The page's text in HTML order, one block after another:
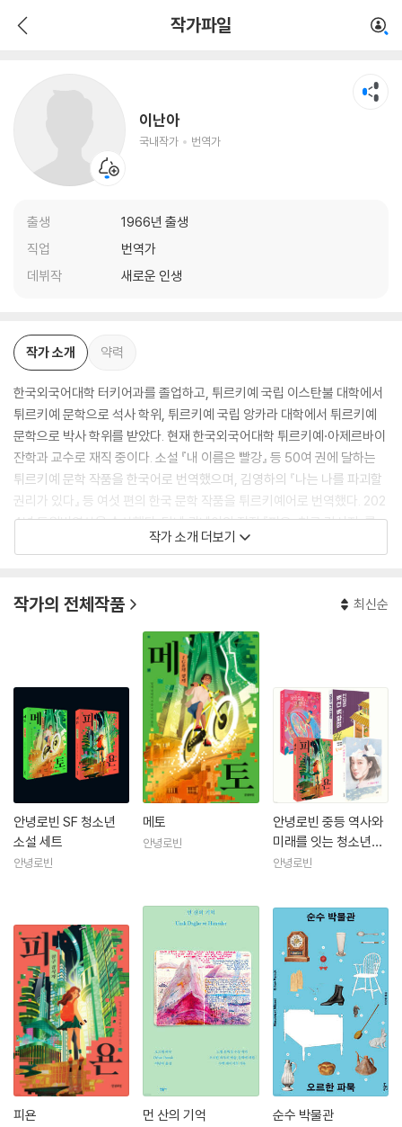
작가파일
이난아
국내작가 번역가
출생
1966년 출생
직업
번역가
데뷔작
새로운 인생
작가 소개 약력
한국외국어대학 터키어과를 졸업하고, 튀르키예 국립 이스탄불 대학에서
튀르키예 문학으로 석사 학위, 튀르키예 국립 앙카라 대학에서 튀르키예
문학으로 박사 학위를 받았다. 현재 한국외국어대학 튀르키예·아제르바이
잔학과 교수로 재직 중이다. 소설 『내 이름은 빨강』 등 50여 권에 달하는
튀르키예 문학 작품을 한국어로 번역했으며, 김영하의 『나는 나를 파괴할
권리가 있다』 등 여섯 편의 한국 문학 작품을 튀르키예어로 번역했다. 202
4년 동원번역상을 수상했다. 딜네 귀네이의 전작 『피욘: 친구 감시자』를
작가 소개 더보기
작가의 전체작품 최신순
안녕로빈 SF 청소년
소설 세트
안녕로빈
메토
안녕로빈
안녕로빈 중등 역사와
미래를 잇는 청소년소
설 세트
안녕로빈
피욘 먼 산의 기억 순수 박물관